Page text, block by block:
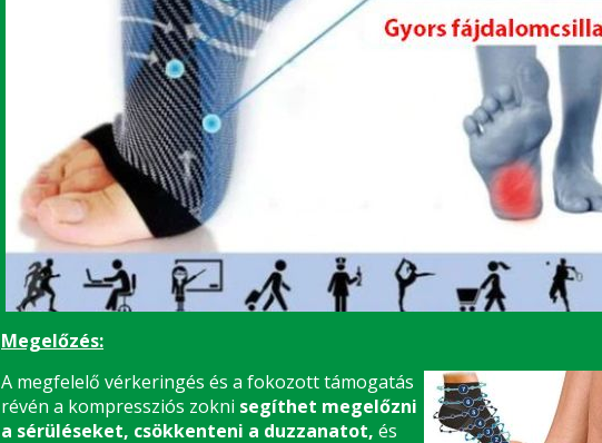
Megelőzés:
A megfelelő vérkeringés és a fokozott támogatás
révén a kompressziós zokni segíthet megelőzni
a sérüléseket, csökkenteni a duzzanatot, és